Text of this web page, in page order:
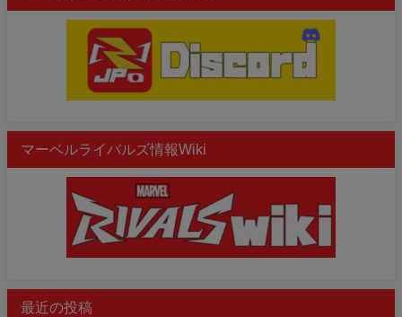
マーベルライバルズ情報Wiki
最近の投稿